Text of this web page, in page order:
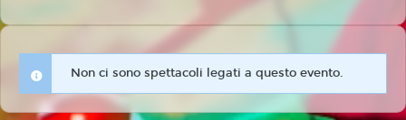
Non ci sono spettacoli legati a questo evento.